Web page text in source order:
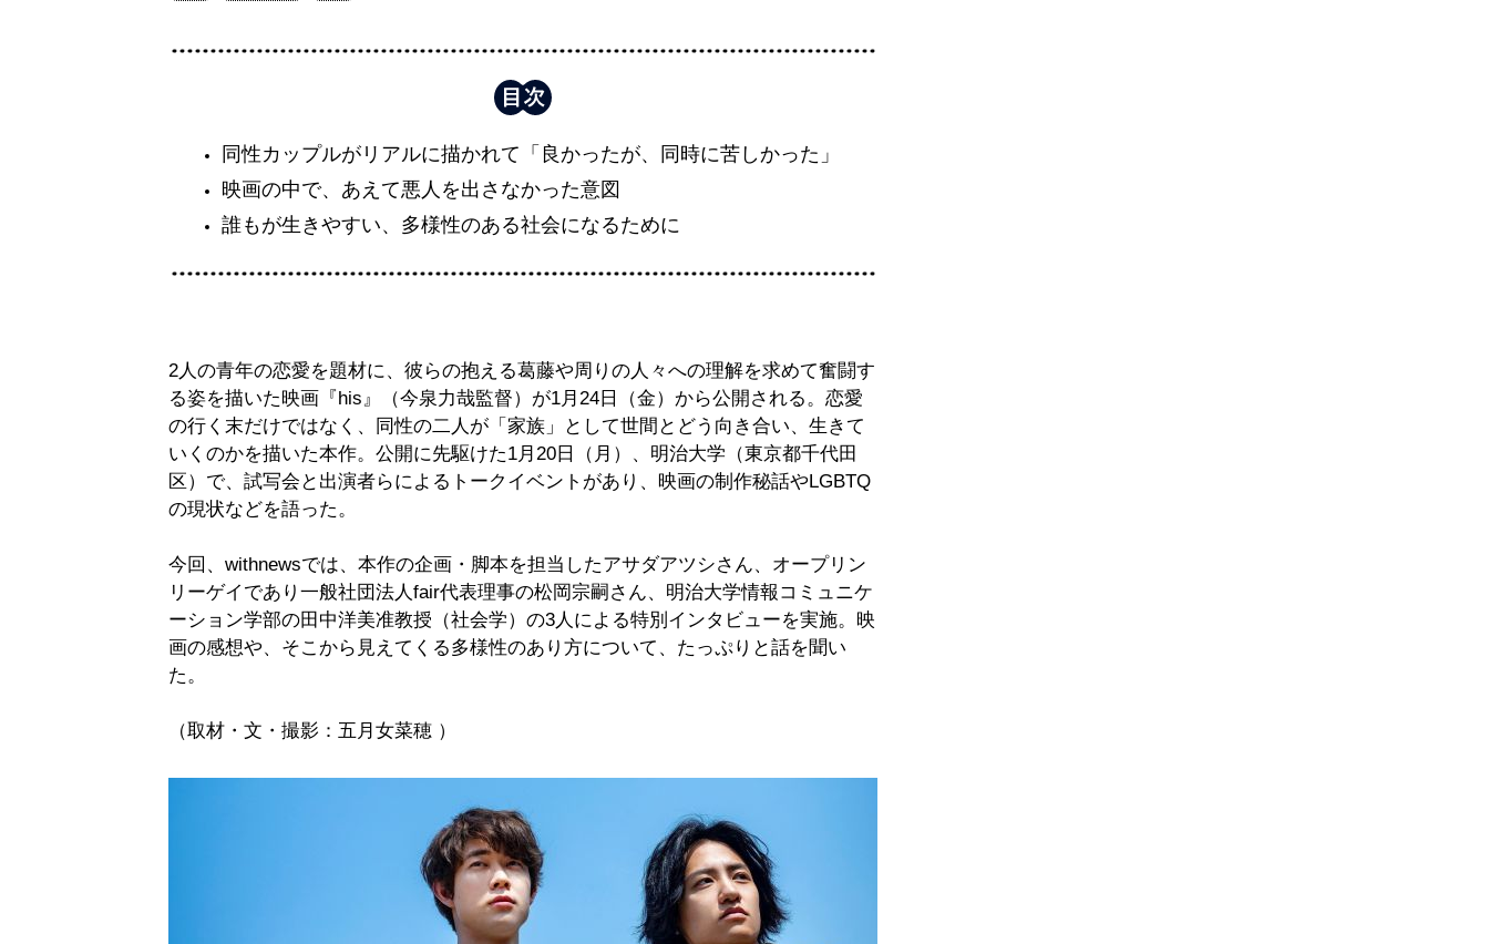
同性カップルがリアルに描かれて「良かったが、同時に苦しかった」
映画の中で、あえて悪人を出さなかった意図
誰もが生きやすい、多様性のある社会になるために
2人の青年の恋愛を題材に、彼らの抱える葛藤や周りの人々への理解を求めて奮闘す
る姿を描いた映画『his』（今泉力哉監督）が1月24日（金）から公開される。恋愛
の行く末だけではなく、同性の二人が「家族」として世間とどう向き合い、生きて
いくのかを描いた本作。公開に先駆けた1月20日（月）、明治大学（東京都千代田
区）で、試写会と出演者らによるトークイベントがあり、映画の制作秘話やLGBTQ
の現状などを語った。
今回、withnewsでは、本作の企画・脚本を担当したアサダアツシさん、オープリン
リーゲイであり一般社団法人fair代表理事の松岡宗嗣さん、明治大学情報コミュニケ
ーション学部の田中洋美准教授（社会学）の3人による特別インタビューを実施。映
画の感想や、そこから見えてくる多様性のあり方について、たっぷりと話を聞い
た。
（取材・文・撮影：五月女菜穂 ）